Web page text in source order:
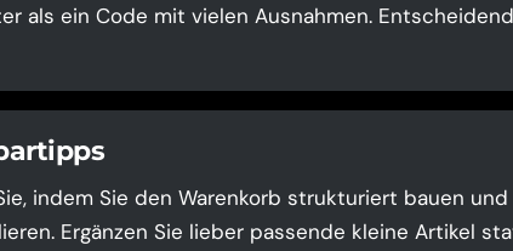
als ein Code mit vielen Ausnahmen.
indem Sie den Warenkorb strukturiert bauen
Ergänzen Sie lieber passende kleine Artikel